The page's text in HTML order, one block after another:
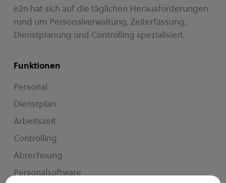
e2n hat sich auf die täglichen Herausforderungen
rund um Personalverwaltung, Zeiterfassung,
Dienstplanung und Controlling spezialisiert.
Funktionen
Personal
Dienstplan
Arbeitszeit
Controlling
Abrechnung
Personalsoftware